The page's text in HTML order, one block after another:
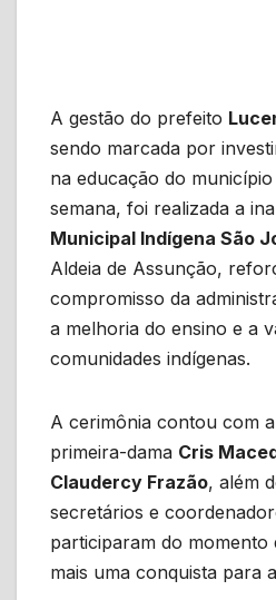
A gestão do prefeito
sendo marcada por
na educação do
semana, foi realizada a
Municipal Indígena São
Aldeia de Assunção,
compromisso da
a melhoria do ensino e a
comunidades indígenas.
A cerimônia contou com
primeira-dama Cris
Claudercy Frazão, além
secretários e
participaram do
mais uma conquista para